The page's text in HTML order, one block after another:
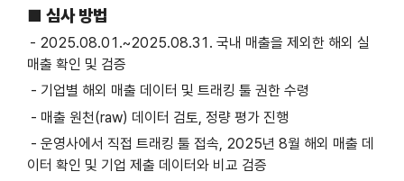
■ 심사 방법
- 2025.08.01.~2025.08.31. 국내 매출을 제외한 해외 실
매출 확인 및 검증
- 기업별 해외 매출 데이터 및 트래킹 툴 권한 수령
- 매출 원천(raw) 데이터 검토, 정량 평가 진행
- 운영사에서 직접 트래킹 툴 접속, 2025년 8월 해외 매출 데
이터 확인 및 기업 제출 데이터와 비교 검증